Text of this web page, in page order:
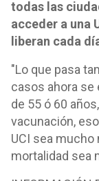
todas las
acceder a una
liberan cada
"Lo que pasa
casos ahora se
de 55 ó 60
vacunación,
UCI sea mucho
mortalidad sea